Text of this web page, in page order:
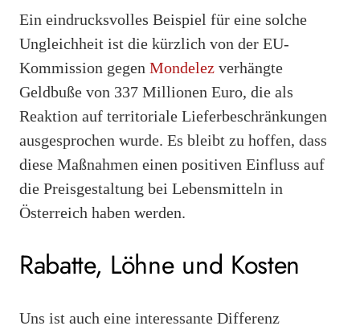
Ein eindrucksvolles Beispiel für eine solche
Ungleichheit ist die kürzlich von der EU-
Kommission gegen Mondelez verhängte
Geldbuße von 337 Millionen Euro, die als
Reaktion auf territoriale Lieferbeschränkungen
ausgesprochen wurde. Es bleibt zu hoffen, dass
diese Maßnahmen einen positiven Einfluss auf
die Preisgestaltung bei Lebensmitteln in
Österreich haben werden.
Rabatte, Löhne und Kosten
Uns ist auch eine interessante Differenz